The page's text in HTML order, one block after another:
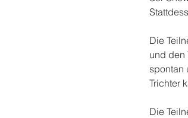
Die
und den
spontan
Trichter
Die